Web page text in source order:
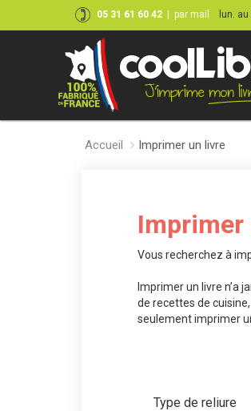
05 31 61 60 42 par mail lun.
Accueil Imprimer un livre
Imprimer
Vous recherchez à
Imprimer un livre n’a
de recettes de
seulement imprimer
Type de reliure